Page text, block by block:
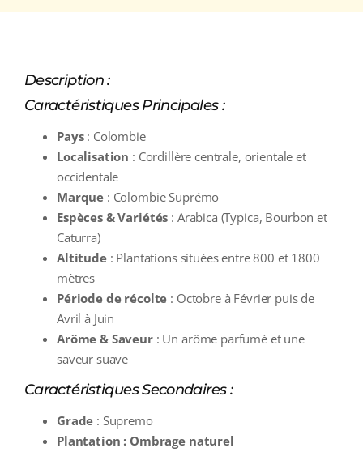
Description :
Caractéristiques Principales :
Pays: Colombie
Localisation : Cordillère centrale, orientale et
occidentale
Marque : Colombie Suprémo
Espèces & Variétés : Arabica (Typica, Bourbon et
Caturra)
Altitude: Plantations situées entre 800 et 1800
mètres
Période de récolte : Octobre à Février puis de
Avril à Juin
Arôme & Saveur: Un arôme parfumé et une
saveur suave
Caractéristiques Secondaires :
Grade : Supremo
Plantation : Ombrage naturel